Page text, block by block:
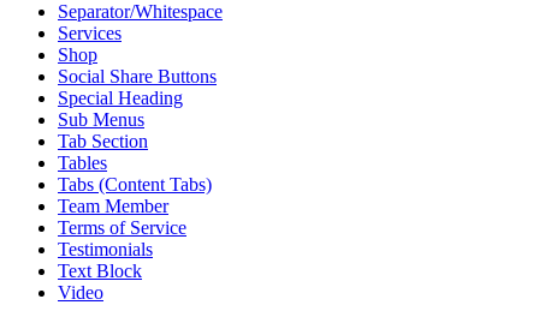
Separator/Whitespace
Services
Shop
Social Share Buttons
Special Heading
Sub Menus
Tab Section
Tables
Tabs (Content Tabs)
Team Member
Terms of Service
Testimonials
Text Block
Video